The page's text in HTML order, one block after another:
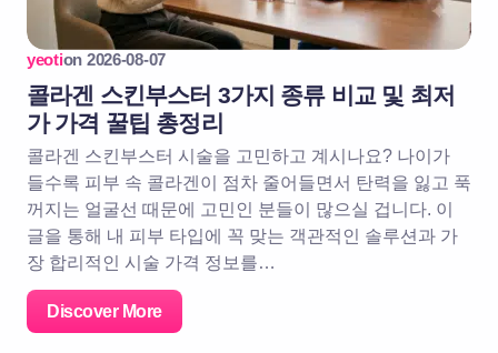
yeotion 2026-08-07
콜라겐 스킨부스터 3가지 종류 비교 및 최저
가 가격 꿀팁 총정리
콜라겐 스킨부스터 시술을 고민하고 계시나요? 나이가
들수록 피부 속 콜라겐이 점차 줄어들면서 탄력을 잃고 푹
꺼지는 얼굴선 때문에 고민인 분들이 많으실 겁니다. 이
글을 통해 내 피부 타입에 꼭 맞는 객관적인 솔루션과 가
장 합리적인 시술 가격 정보를…
Discover More